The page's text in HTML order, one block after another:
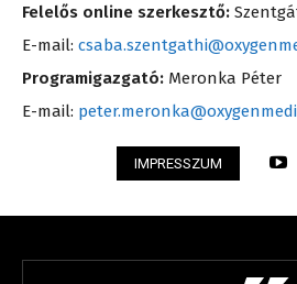
Felelős online szerkesztő:
E-mail:
Programigazgató: Meronka Péter
E-mail:
IMPRESSZUM